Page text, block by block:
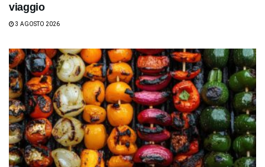
viaggio
3 AGOSTO 2026